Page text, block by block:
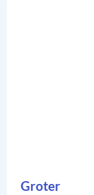
Groter